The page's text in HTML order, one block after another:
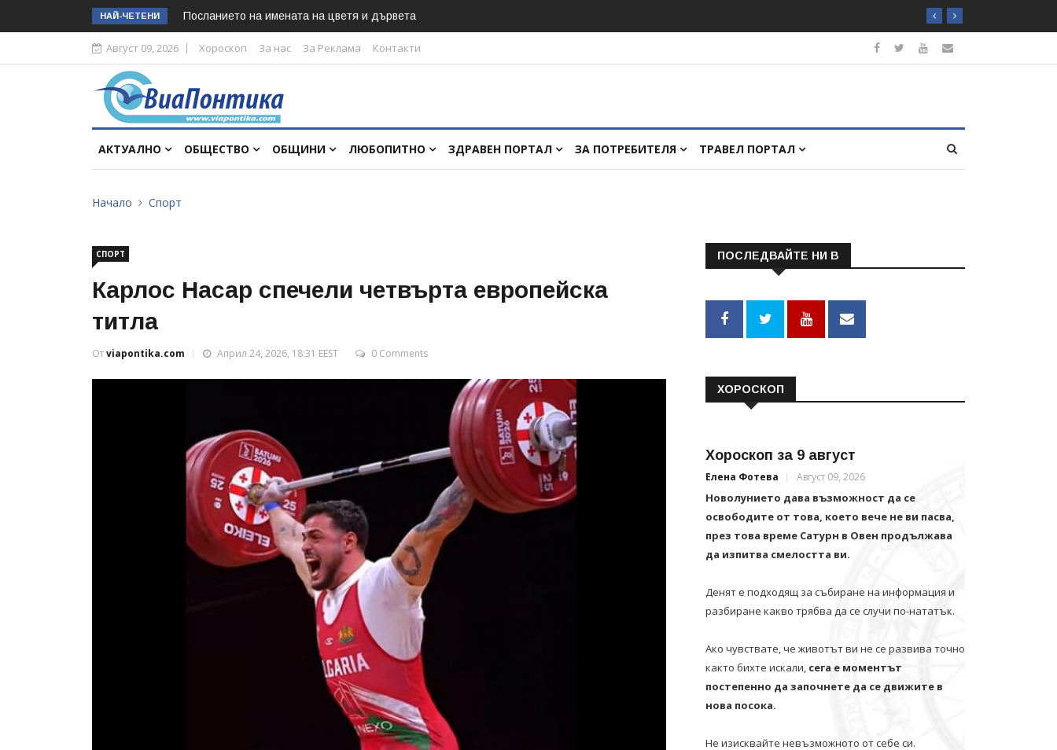
НАЙ-ЧЕТЕНИ Посланието на имената на цветя и дървета
Август 09, 2026 Хороскоп За нас За Реклама Контакти
АКТУАЛНО ОБЩЕСТВО ОБЩИНИ ЛЮБОПИТНО ЗДРАВЕН ПОРТАЛ ЗА ПОТРЕБИТЕЛЯ ТРАВЕЛ ПОРТАЛ
Начало Спорт
СПОРТ
Карлос Насар спечели четвърта европейска
титла
Отviapontika.com Април 24, 2026, 18:31 EEST 0 Comments
ПОСЛЕДВАЙТЕ НИ В
ХОРОСКОП
Хороскоп за 9 август
Елена Фотева Август 09, 2026
Новолунието дава възможност да се
освободите от това, което вече не ви пасва,
през това време Сатурн в Овен продължава
да изпитва смелостта ви.
Денят е подходящ за събиране на информация и
разбиране какво трябва да се случи по-нататък.
Ако чувствате, че животът ви не се развива точно
както бихте искали, сега е моментът
постепенно да започнете да се движите в
нова посока.
Не изисквайте невъзможното от себе си.